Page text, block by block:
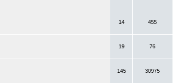
14 455
19 76
145 30975